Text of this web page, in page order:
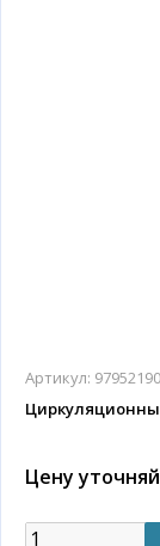
Артикул:
Цену